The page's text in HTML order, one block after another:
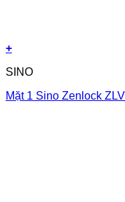
+
SINO
Mặt 1 Sino Zenlock